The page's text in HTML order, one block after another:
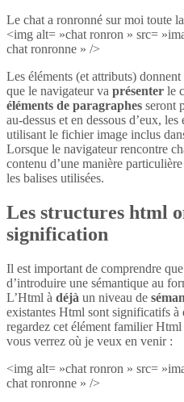
Le chat a ronronné sur moi toute
<img alt= »chat ronron » src=
chat ronronne » />
Les éléments (et attributs) donnent
que le navigateur va présenter le
éléments de paragraphes seront
au-dessus et en dessous d’eux,
utilisant le fichier image inclus
Lorsque le navigateur rencontre
contenu d’une manière
les balises utilisées.
Les structures html
signification
Il est important de comprendre
d’introduire une sémantique au
L’Html à déjà un niveau de
existantes Html sont significatifs à
regardez cet élément familier
vous verrez où je veux en venir :
<img alt= »chat ronron » src=
chat ronronne » />